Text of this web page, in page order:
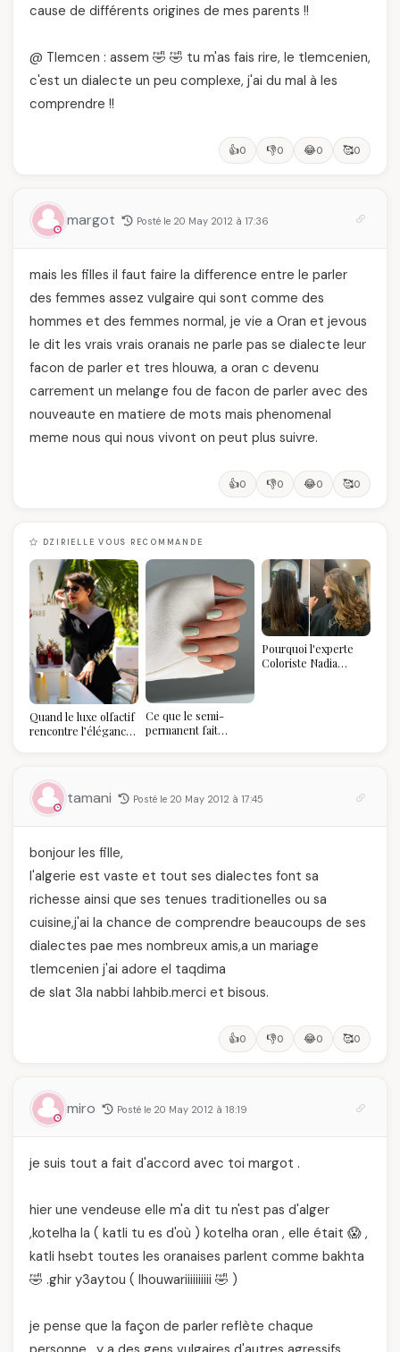
cause de différents origines de mes parents !!
@ Tlemcen : assem 🤣 🤣 tu m'as fais rire, le tlemcenien,
c'est un dialecte un peu complexe, j'ai du mal à les
comprendre !!
👍0 👎0 😂0 🥰0
margot Posté le 20 May 2012 à 17:36
mais les filles il faut faire la difference entre le parler
des femmes assez vulgaire qui sont comme des
hommes et des femmes normal, je vie a Oran et jevous
le dit les vrais vrais oranais ne parle pas se dialecte leur
facon de parler et tres hlouwa, a oran c devenu
carrement un melange fou de facon de parler avec des
nouveaute en matiere de mots mais phenomenal
meme nous qui nous vivont on peut plus suivre.
👍0 👎0 😂0 🥰0
DZIRIELLE VOUS RECOMMANDE
Quand le luxe olfactif
rencontre l’élégance
temps
Ce que le semi-
permanent fait
Pourquoi l'experte
Coloriste Nadia
tamani Posté le 20 May 2012 à 17:45
bonjour les fille,
l'algerie est vaste et tout ses dialectes font sa
richesse ainsi que ses tenues traditionelles ou sa
cuisine,j'ai la chance de comprendre beaucoups de ses
dialectes pae mes nombreux amis,a un mariage
tlemcenien j'ai adore el taqdima
de slat 3la nabbi lahbib.merci et bisous.
👍0 👎0 😂0 🥰0
miro Posté le 20 May 2012 à 18:19
je suis tout a fait d'accord avec toi margot .
hier une vendeuse elle m'a dit tu n'est pas d'alger
,kotelha la ( katli tu es d'où ) kotelha oran , elle était 😱 ,
katli hsebt toutes les oranaises parlent comme bakhta
🤣 .ghir y3aytou ( lhouwariiiiiiiiii 🤣 )
je pense que la façon de parler reflète chaque